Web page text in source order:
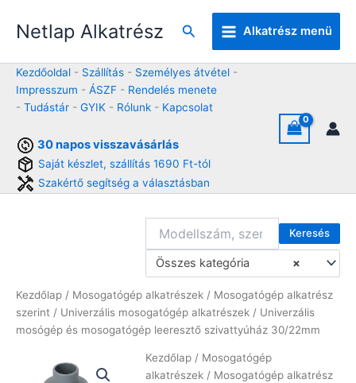
Netlap Alkatrész Keresés Alkatrész menü
Kezdőoldal - Szállítás - Személyes átvétel -
Impresszum - ÁSZF - Rendelés menete
- Tudástár - GYIK - Rólunk - Kapcsolat
30 napos visszavásárlás
Saját készlet, szállítás 1690 Ft-tól
Szakértő segítség a választásban
Keresés
×
Összes kategória
Kezdőlap / Mosogatógép alkatrészek / Mosogatógép alkatrész
szerint / Univerzális mosogatógép alkatrészek / Univerzális
mosógép és mosogatógép leeresztő szivattyúház 30/22mm
Kezdőlap / Mosogatógép
alkatrészek / Mosogatógép alkatrész